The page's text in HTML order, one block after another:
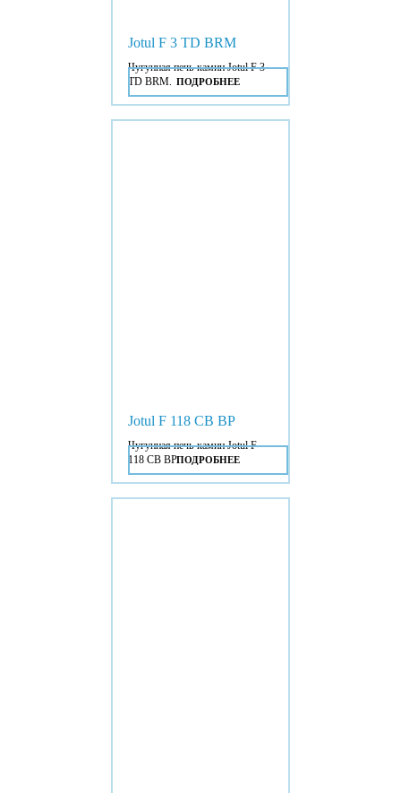
Jotul F 3 TD BRM
Чугунная печь-камин Jotul F 3
TD BRM.
ПОДРОБНЕЕ
Jotul F 118 CB BP
Чугунная печь-камин Jotul F
118 CB BP.ПОДРОБНЕЕ